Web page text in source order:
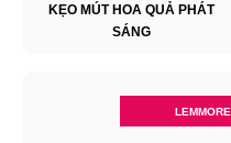
KẸO MÚT HOA QUẢ PHÁT
SÁNG
LEMMORE